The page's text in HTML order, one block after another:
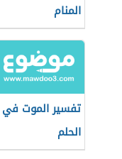
المنام
تفسير الموت في
الحلم